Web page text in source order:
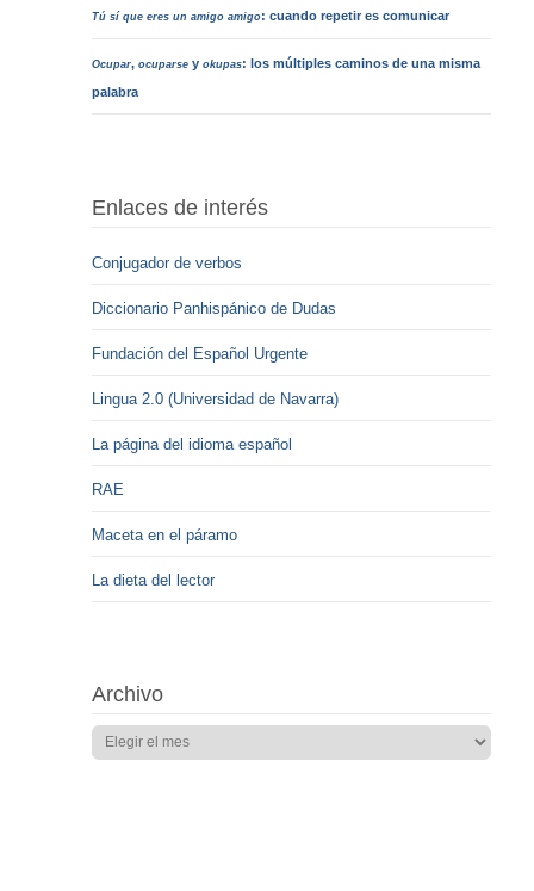
Tú sí que eres un amigo amigo: cuando repetir es comunicar
Ocupar,ocuparse yokupas: los múltiples caminos de una misma
palabra
Enlaces de interés
Conjugador de verbos
Diccionario Panhispánico de Dudas
Fundación del Español Urgente
Lingua 2.0 (Universidad de Navarra)
La página del idioma español
RAE
Maceta en el páramo
La dieta del lector
Archivo